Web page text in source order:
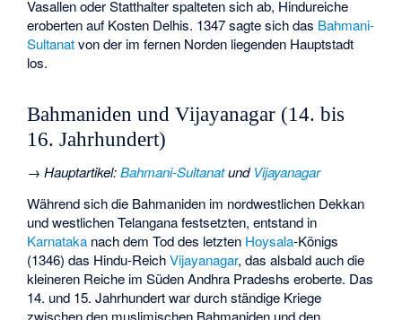
Vasallen oder Statthalter spalteten sich ab, Hindureiche
eroberten auf Kosten Delhis. 1347 sagte sich das Bahmani-
Sultanatvon der im fernen Norden liegenden Hauptstadt
los.
Bahmaniden und Vijayanagar (14. bis
16. Jahrhundert)
→Hauptartikel:Bahmani-Sultanatund Vijayanagar
Während sich die Bahmaniden im nordwestlichen Dekkan
und westlichen Telangana festsetzten, entstand in
Karnataka nach dem Tod des letzten Hoysala-Königs
(1346) das Hindu-ReichVijayanagar, das alsbald auch die
kleineren Reiche im Süden Andhra Pradeshs eroberte. Das
14. und 15. Jahrhundert war durch ständige Kriege
zwischen den muslimischen Bahmaniden und den